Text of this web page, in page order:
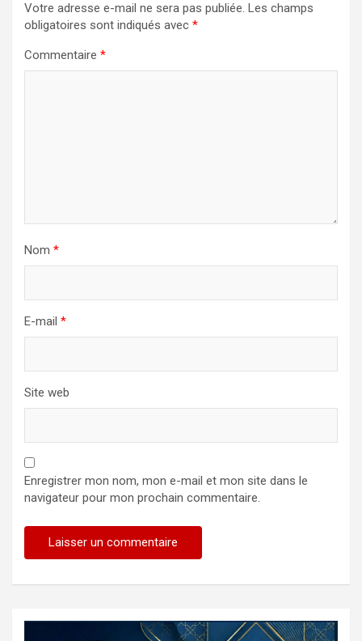
Votre adresse e-mail ne sera pas publiée. Les champs
obligatoires sont indiqués avec *
Commentaire *
Nom *
E-mail *
Site web
Enregistrer mon nom, mon e-mail et mon site dans le
navigateur pour mon prochain commentaire.